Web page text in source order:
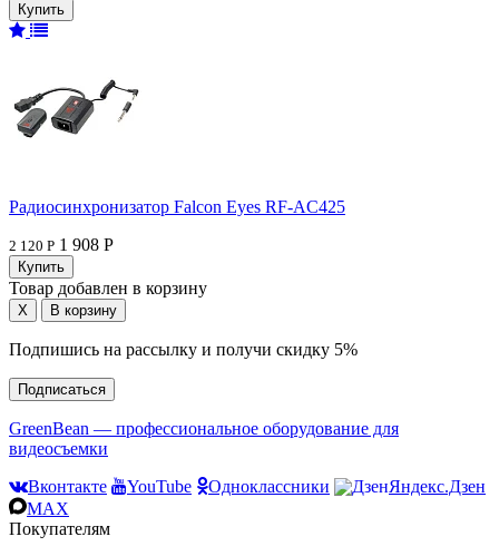
Радиосинхронизатор Falcon Eyes RF-AC425
2 120 Р 1 908 Р
Товар добавлен в корзину
Подпишись на рассылку и получи скидку 5%
Подписаться
GreenBean — профессиональное оборудование для
видеосъемки
Вконтакте
YouTube Одноклассники
Яндекс.Дзен
MAX
Покупателям